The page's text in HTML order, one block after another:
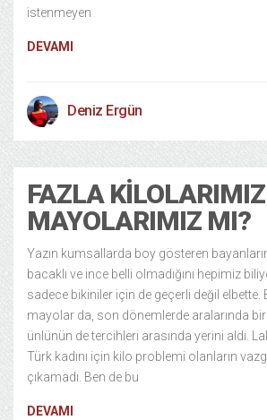
istenmeyen
DEVAMI
Deniz Ergün
FAZLA
MAYOLARIMIZ MI?
Yazın kumsallarda boy gösteren
bacaklı ve ince belli olmadığını hepimiz
sadece bikiniler için de geçerli değil elbette.
mayolar da, son dönemlerde aralarında
ünlünün de tercihleri arasında yerini aldı.
Türk kadını için kilo problemi olanların
çıkamadı. Ben de bu
DEVAMI